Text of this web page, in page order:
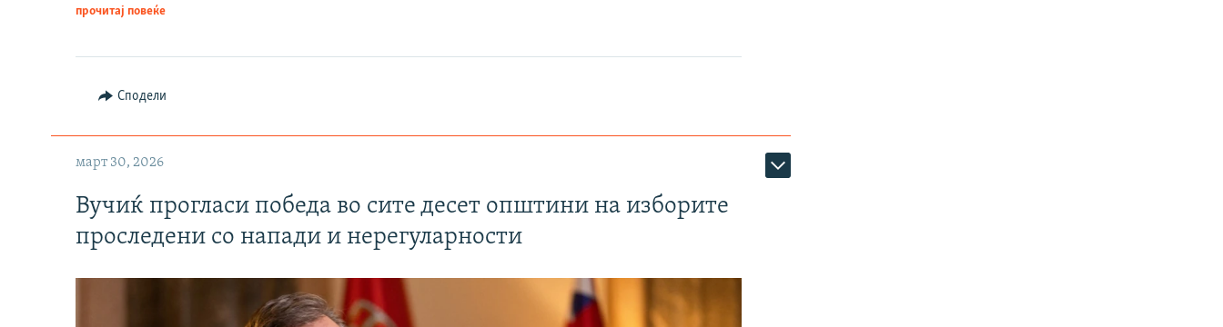
прочитај повеќе
Сподели
март 30, 2026
Вучиќ прогласи победа во сите десет општини на изборите
проследени со напади и нерегуларности